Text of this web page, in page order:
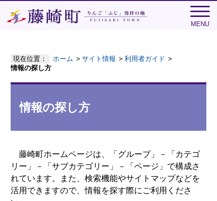
MENU
現在位置： ホーム サイト情報
利用者ガイド
情報の探し方
情報の探し方
藤崎町ホームページは、「グループ」－「カテゴ
リー」－「サブカテゴリー」－「ページ」で構成さ
れています。また、検索機能やサイトマップなどを
活用できますので、情報を探す際にご利用くださ